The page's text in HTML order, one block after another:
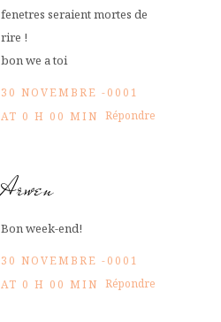
fenetres seraient mortes de
rire !
bon we a toi
30 NOVEMBRE -0001
AT 0 H 00 MIN Répondre
Arwen
Bon week-end!
30 NOVEMBRE -0001
AT 0 H 00 MIN Répondre